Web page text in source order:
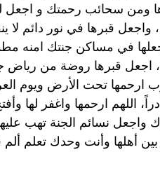
ومن سحائب رحمتك و
قبرها في نور دائم لا
في مساكن جنتك امنه
اجعل قبرها روضة من رياض
رب ارحمها تحت الأرض ويوم
اللهم ارحمها واغفر لها
نسائم الجنة تهب
أهلها وأنت وحدك تعلم ألم